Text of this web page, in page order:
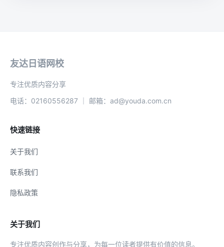
友达日语网校
专注优质内容分享
电话：02160556287 ｜ 邮箱：ad@youda.com.cn
快速链接
关于我们
联系我们
隐私政策
关于我们
专注优质内容创作与分享，为每一位读者提供有价值的信息。